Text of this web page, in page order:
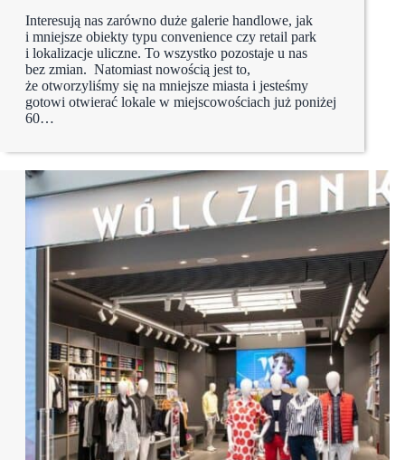
Interesują nas zarówno duże galerie handlowe, jak
i mniejsze obiekty typu convenience czy retail park
i lokalizacje uliczne. To wszystko pozostaje u nas
bez zmian. Natomiast nowością jest to,
że otworzyliśmy się na mniejsze miasta i jesteśmy
gotowi otwierać lokale w miejscowościach już poniżej
60…